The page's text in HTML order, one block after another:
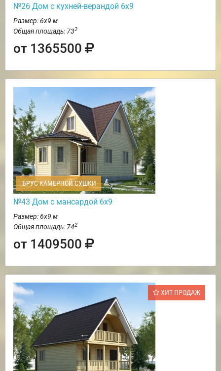
№26 Дом с кухней-верандой 6х9
Размер: 6х9 м
Общая площадь: 732
от 1365500
БРУС КАМЕРНОЙ СУШКИ
№43 Дом с мансардой 6х9
Размер: 6х9 м
Общая площадь: 742
от 1409500
ХИТ ПРОДАЖ